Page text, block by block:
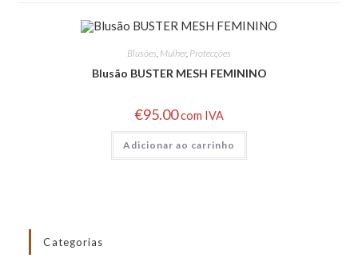
Blusões, Mulher, Protecções
Blusão BUSTER MESH FEMININO
€95.00com IVA
Adicionar ao carrinho
Categorias